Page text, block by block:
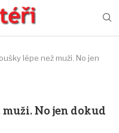
lépe než muži. No jen
No jen dokud